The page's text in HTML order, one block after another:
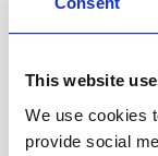
This website
We use cookies
provide social